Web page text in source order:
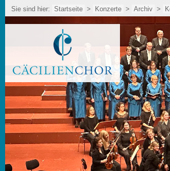
Sie sind hier: Startseite > Konzerte > Archiv >